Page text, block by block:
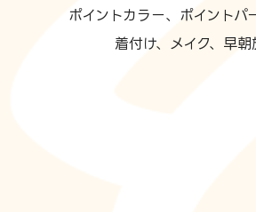
ポイントカラー、ポイントパ
着付け、メイク、早朝